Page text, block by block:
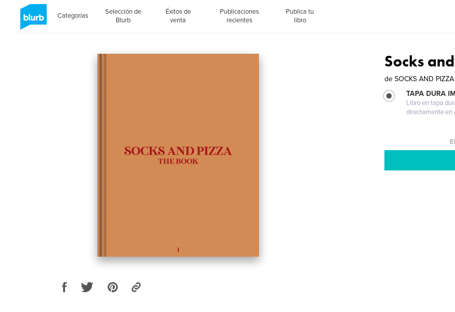
Categorías
Selección de
Blurb
Éxitos de
venta
Publicaciones
recientes
Publica tu
libro
Socks
de SOCKS AND PIZZA
TAPA DURA
Libro en tapa
directamente en